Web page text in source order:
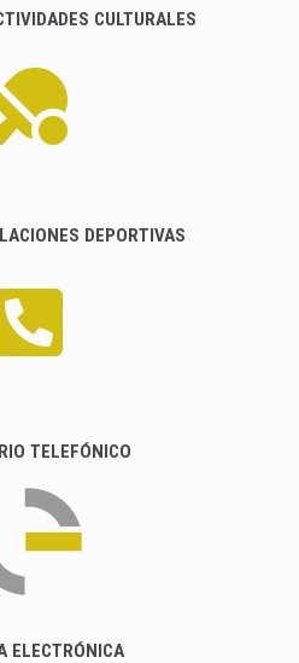
CULTURALES
DEPORTIVAS
TELEFÓNICO
ELECTRÓNICA